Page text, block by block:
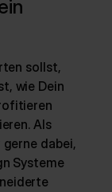
sollst,
wie Dein
Als
dabei,
Systeme